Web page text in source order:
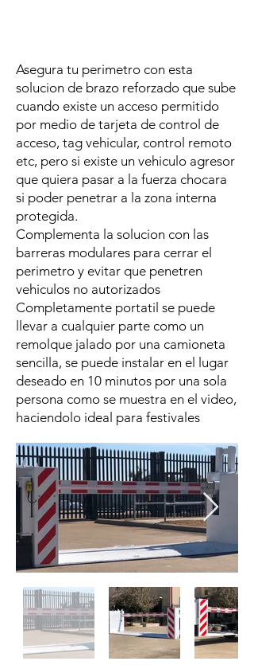
Asegura tu perimetro con esta
solucion de brazo reforzado que sube
cuando existe un acceso permitido
por medio de tarjeta de control de
acceso, tag vehicular, control remoto
etc, pero si existe un vehiculo agresor
que quiera pasar a la fuerza chocara
si poder penetrar a la zona interna
protegida.
Complementa la solucion con las
barreras modulares para cerrar el
perimetro y evitar que penetren
vehiculos no autorizados
Completamente portatil se puede
llevar a cualquier parte como un
remolque jalado por una camioneta
sencilla, se puede instalar en el lugar
deseado en 10 minutos por una sola
persona como se muestra en el video,
haciendolo ideal para festivales